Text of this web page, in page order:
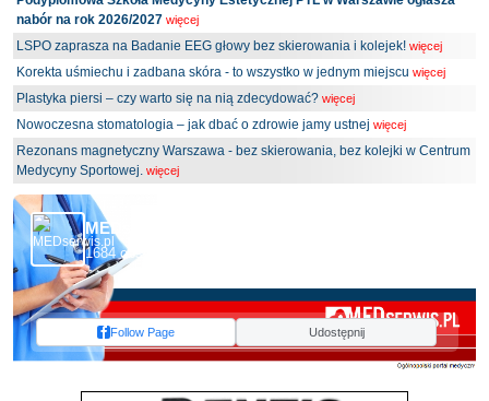
nabór na rok 2026/2027 więcej
LSPO zaprasza na Badanie EEG głowy bez skierowania i kolejek! więcej
Korekta uśmiechu i zadbana skóra - to wszystko w jednym miejscu więcej
Plastyka piersi – czy warto się na nią zdecydować? więcej
Nowoczesna stomatologia – jak dbać o zdrowie jamy ustnej więcej
Rezonans magnetyczny Warszawa - bez skierowania, bez kolejki w Centrum
Medycyny Sportowej. więcej
MEDserwis.pl - Ogólnopolski Portal Medyczny
1684 obserwujących
Follow Page Udostępnij